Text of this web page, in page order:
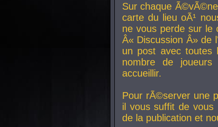
Sur chaque
carte du lieu oÃ¹
ne vous perde sur le
Â« Discussion Â» de
un post avec toutes
nombre de
accueillir.
Pour rÃ©server une
il vous suffit de vous
de la publication et